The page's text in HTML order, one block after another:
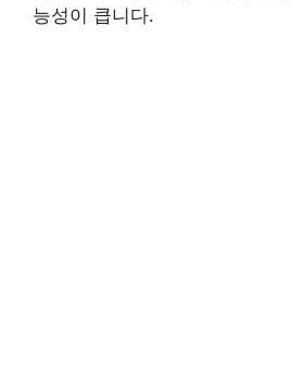
능성이 큽니다.